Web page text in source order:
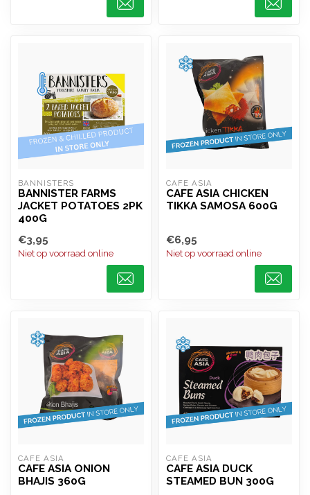
BANNISTERS
BANNISTER FARMS
JACKET POTATOES 2PK
400G
€3,95
Niet op voorraad online
CAFE ASIA
CAFE ASIA CHICKEN
TIKKA SAMOSA 600G
€6,95
Niet op voorraad online
CAFE ASIA
CAFE ASIA ONION
BHAJIS 360G
CAFE ASIA
CAFE ASIA DUCK
STEAMED BUN 300G